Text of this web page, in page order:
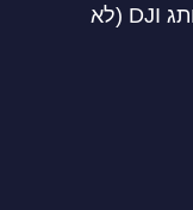
חנות DRONE MARKET רחפני המותג DJI (לא